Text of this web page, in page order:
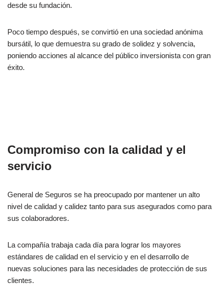
desde su fundación.
Poco tiempo después, se convirtió en una sociedad anónima
bursátil, lo que demuestra su grado de solidez y solvencia,
poniendo acciones al alcance del público inversionista con gran
éxito.
Compromiso con la calidad y el
servicio
General de Seguros se ha preocupado por mantener un alto
nivel de calidad y calidez tanto para sus asegurados como para
sus colaboradores.
La compañía trabaja cada día para lograr los mayores
estándares de calidad en el servicio y en el desarrollo de
nuevas soluciones para las necesidades de protección de sus
clientes.